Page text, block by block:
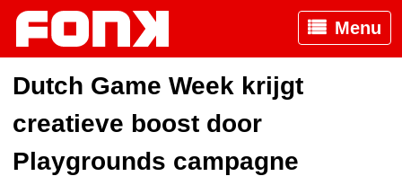
Menu
Dutch Game Week krijgt
creatieve boost door
Playgrounds campagne